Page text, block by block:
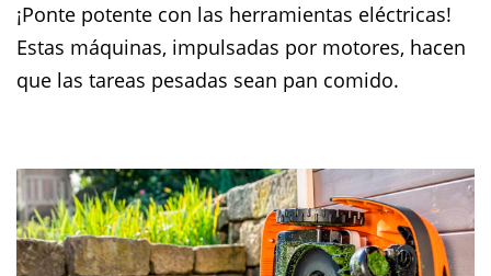
¡Ponte potente con las herramientas eléctricas!
Estas máquinas, impulsadas por motores, hacen
que las tareas pesadas sean pan comido.